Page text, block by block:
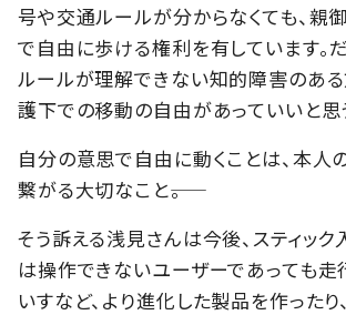
号や交通ルールが分からなくても、親
で自由に歩ける権利を有しています。
ルールが理解できない知的障害のあ
護下での移動の自由があっていいと思
自分の意思で自由に動くことは、本人
繋がる大切なこと――。
そう訴える浅見さんは今後、スティッ
は操作できないユーザーであっても
いすなど、より進化した製品を作った